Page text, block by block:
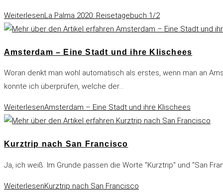
WeiterlesenLa Palma 2020: Reisetagebuch 1/2
Amsterdam – Eine Stadt und ihre Klischees
Woran denkt man wohl automatisch als erstes, wenn man an
konnte ich überprüfen, welche der…
WeiterlesenAmsterdam – Eine Stadt und ihre Klischees
Kurztrip nach San Francisco
Ja, ich weiß. Im Grunde passen die Worte "Kurztrip" und "San
WeiterlesenKurztrip nach San Francisco